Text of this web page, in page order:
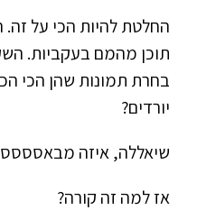
​​​​​​​​החלטת להיות הכי על
תוכן מהמם בעקביות.
בחרת תמונות שהן הכי
יורדים?
שיאללה, איזה
אז למה זה קורה?